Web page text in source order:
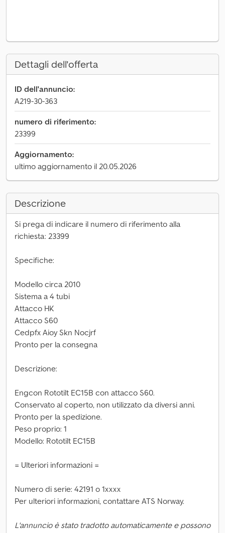
Dettagli dell'offerta
ID dell'annuncio:
A219-30-363
numero di riferimento:
23399
Aggiornamento:
ultimo aggiornamento il 20.05.2026
Descrizione
Si prega di indicare il numero di riferimento alla
richiesta: 23399
Specifiche:
Modello circa 2010
Sistema a 4 tubi
Attacco HK
Attacco S60
Cedpfx Aioy Skn Nocjrf
Pronto per la consegna
Descrizione:
Engcon Rototilt EC15B con attacco S60.
Conservato al coperto, non utilizzato da diversi anni.
Pronto per la spedizione.
Peso proprio: 1
Modello: Rototilt EC15B
= Ulteriori informazioni =
Numero di serie: 42191 o 1xxxx
Per ulteriori informazioni, contattare ATS Norway.
L'annuncio è stato tradotto automaticamente e possono